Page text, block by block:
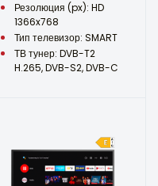
Резолюция (px): HD
1366x768
Тип телевизор: SMART
ТВ тунер: DVB-T2
H.265, DVB-S2, DVB-C